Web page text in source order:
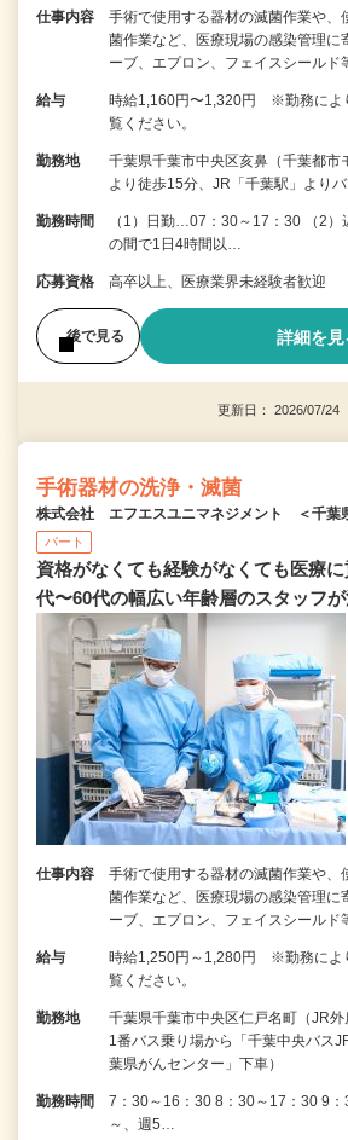
仕事内容
手術で使用する器材の滅菌作業や、
菌作業など、医療現場の感染管理に
ーブ、エプロン、フェイスシール
給与
時給1,160円〜1,320円 ※勤務によ
覧ください。
勤務地
千葉県千葉市中央区亥鼻（千葉都市
より徒歩15分、JR「千葉駅」よりバ
勤務時間
（1）日勤…07：30～17：30 （2
の間で1日4時間以…
応募資格 高卒以上、医療業界未経験者歓迎
後で見る 詳細を見
更新日： 2026/07/
手術器材の洗浄・滅菌
株式会社 エフエスユニマネジメント ＜千葉
パート
資格がなくても経験がなくても医療
代〜60代の幅広い年齢層のスタッフが
仕事内容
手術で使用する器材の滅菌作業や、
菌作業など、医療現場の感染管理に
ーブ、エプロン、フェイスシール
給与
時給1,250円～1,280円 ※勤務によ
覧ください。
勤務地
千葉県千葉市中央区仁戸名町（JR
1番バス乗り場から「千葉中央バス
葉県がんセンター」下車）
勤務時間
7：30～16：30 8：30～17：30 9
～、週5…